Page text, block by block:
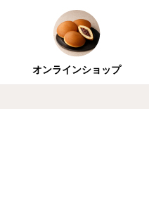
オンラインショップ